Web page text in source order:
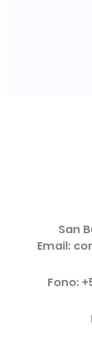
San
Email:
Fono: